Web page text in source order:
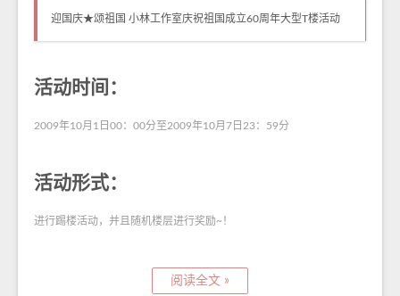
迎国庆★颂祖国 小林工作室庆祝祖国成立60周年大型T楼活动
活动时间：
2009年10月1日00：00分至2009年10月7日23：59分
活动形式：
进行踢楼活动，并且随机楼层进行奖励~！
阅读全文 »